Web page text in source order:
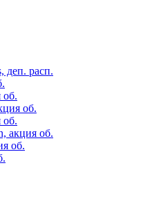
деп. расп.
об.
об.
об.
акция об.
об.